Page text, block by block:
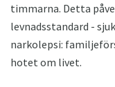
timmarna. Detta
levnadsstandard -
narkolepsi:
hotet om livet.